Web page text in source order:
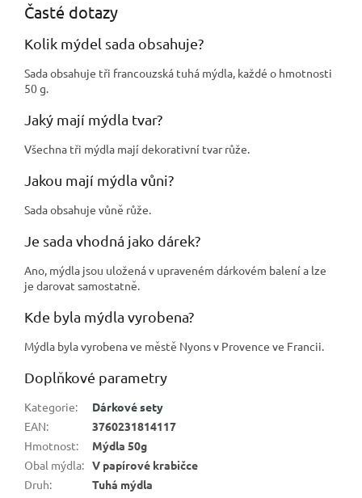
Časté dotazy
Kolik mýdel sada obsahuje?
Sada obsahuje tři francouzská tuhá mýdla, každé o hmotnosti
50 g.
Jaký mají mýdla tvar?
Všechna tři mýdla mají dekorativní tvar růže.
Jakou mají mýdla vůni?
Sada obsahuje vůně růže.
Je sada vhodná jako dárek?
Ano, mýdla jsou uložená v upraveném dárkovém balení a lze
je darovat samostatně.
Kde byla mýdla vyrobena?
Mýdla byla vyrobena ve městě Nyons v Provence ve Francii.
Doplňkové parametry
Kategorie:
Dárkové sety
EAN:
3760231814117
Hmotnost:
Mýdla 50g
Obal mýdla: V papírové krabičce
Druh: Tuhá mýdla